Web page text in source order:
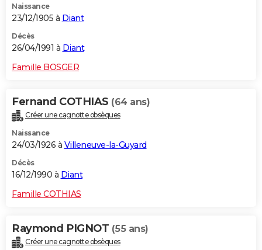
Naissance
23/12/1905 à Diant
Décès
26/04/1991 à Diant
Famille BOSGER
Fernand COTHIAS (64 ans)
Créer une cagnotte obsèques
Naissance
24/03/1926 à Villeneuve-la-Guyard
Décès
16/12/1990 à Diant
Famille COTHIAS
Raymond PIGNOT (55 ans)
Créer une cagnotte obsèques